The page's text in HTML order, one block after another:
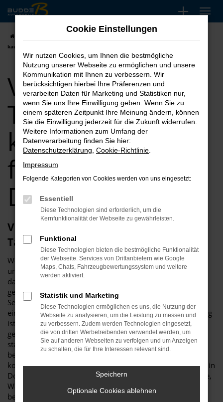
Zum
Hauptinhalt
springen
VW Caddy Tageszulassung
kaufen, leasen, finanzieren für Dortmund
VW Caddy
Tageszulassung
kaufen, leasen,
finanzieren für
Dortmund
Viele gute Gründe für eine VW Caddy
Tageszulassung in Dortmund
Wer sich für ein neues Fahrzeug interessiert, führt nahezu
unweigerlich umfassende Recherchen durch. Haben Sie
dabei auch schon an eine VW Caddy Tageszulassung
gedacht? Wir fragen deshalb, weil es für Ihr „Unterwegs-
Sein“ in Dortmund kaum eine günstigere Möglichkeit für
einen echten Neuwagen gibt. Die VW Caddy Tageszulassung
ist ein Fahrzeug, das noch keinen einzigen Kilometer
gefahren wurde und entsprechend frisch aus dem Werk
stammt. Der Unterschied zu einem bestellten Neuwagen
besteht darin, dass die VW Caddy Tageszulassung bereits
komplett konfiguriert ist und nur darauf wartet, von Ihnen in
Dortmund gefahren zu werden. Und das ohne Umschweife,
Wartezeiten oder Verzögerungen, denn das Modell steht
bereits bei uns bereit.
Cookie Einstellungen
Wir nutzen Cookies, um Ihnen die bestmögliche
Nutzung unserer Webseite zu ermöglichen und unsere
Kommunikation mit Ihnen zu verbessern. Wir
berücksichtigen hierbei Ihre Präferenzen und
verarbeiten Daten für Marketing und Statistiken nur,
wenn Sie uns Ihre Einwilligung geben. Wenn Sie zu
einem späteren Zeitpunkt Ihre Meinung ändern, können
Sie die Einwilligung jederzeit für die Zukunft widerrufen.
Weitere Informationen zum Umfang der
Datenverarbeitung finden Sie hier:
Datenschutzerklärung Cookie-Richtlinie
Impressum
Folgende Kategorien von Cookies werden von uns eingesetzt:
Essentiell
Diese Technologien sind erforderlich, um die
Kernfunktionalität der Webseite zu gewährleisten.
Funktional
Diese Technologien bieten die bestmögliche Funktionalität
der Webseite. Services von Drittanbietern wie Google
Maps, Chats, Fahrzeugbewertungssystem und weitere
werden aktiviert.
Statistik und Marketing
Diese Technologien ermöglichen es uns, die Nutzung der
Webseite zu analysieren, um die Leistung zu messen und
zu verbessern. Zudem werden Technologien eingesetzt,
die von dritten Werbetreibenden verwendet werden, um
Sie auf anderen Webseiten zu verfolgen und um Anzeigen
zu schalten, die für Ihre Interessen relevant sind.
Speichern
Optionale Cookies ablehnen